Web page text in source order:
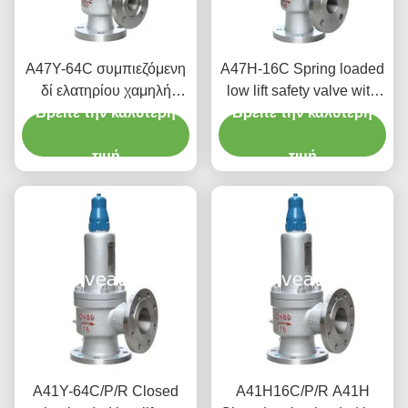
A47Y-64C συμπιεζόμενη
δί ελατηρίου χαμηλή
βαλβίδα ασφάλειας
σταθμών παραγωγής
έναν μοχλό
Βρείτε την καλύτερη
τιμή
A47H-16C Spring loaded
low lift safety valve with
alever（A47H）suitable
for steam , air
Βρείτε την καλύτερη
τιμή
A41Y-64C/P/R Closed
A41H16C/P/R A41H